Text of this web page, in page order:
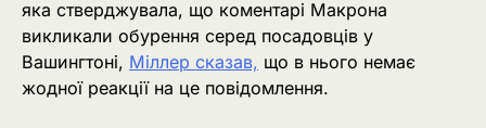
яка стверджувала, що коментарі Макрона
викликали обурення серед посадовців у
Вашингтоні, Міллер сказав, що в нього немає
жодної реакції на це повідомлення.